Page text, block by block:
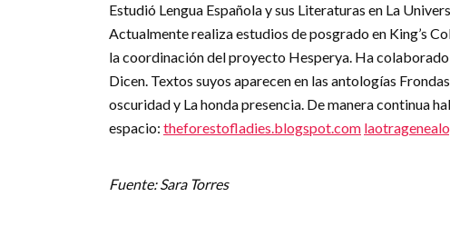
Estudió Lengua Española y sus Literaturas en La
Actualmente realiza estudios de posgrado en King’s
la coordinación del proyecto Hesperya. Ha
Dicen. Textos suyos aparecen en las antologías
oscuridad y La honda presencia. De manera continua
espacio: theforestofladies.blogspot.com
Fuente: Sara Torres